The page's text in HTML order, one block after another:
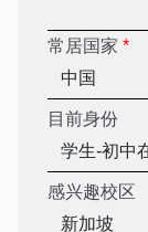
常居国家 *
目前身份
感兴趣校区